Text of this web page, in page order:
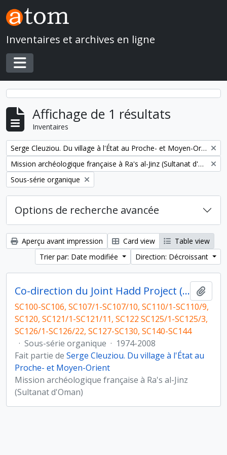
Skip to main content
Inventaires et archives en ligne
Toggle navigation
Affichage de 1 résultats
Inventaires
Remove filter:
Serge Cleuziou. Du village à l'État au Proche- et Moyen-Orient
Remove filter:
Mission archéologique française à Ra's al-Jinz (Sultanat d'Oman)
Remove filter:
Sous-série organique
Options de recherche avancée
Aperçu avant impression Card view
Table view
Trier par: Date modifiée
Direction: Décroissant
Co-direction du Joint Hadd Project (JHP), Sultanat d'Oman
SC100-SC106, SC107/1-SC107/10, SC110/1-SC110/9,
SC120, SC121/1-SC121/11, SC122 SC125/1-SC125/3,
SC126/1-SC126/22, SC127-SC130, SC140-SC144
· Sous-série organique · 1974-2008
Fait partie de Serge Cleuziou. Du village à l'État au
Proche- et Moyen-Orient
Mission archéologique française à Ra's al-Jinz
(Sultanat d'Oman)